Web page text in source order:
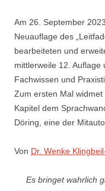
Am 26. September
Neuauflage des
bearbeiteten und
mittlerweile 12.
Fachwissen und
Zum ersten Mal
Kapitel dem
Döring, eine der
Von Dr. Wenke
Es bringet wahrlich